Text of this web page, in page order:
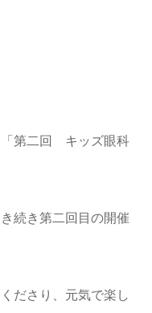
「第二回 キッズ眼科
続き第二回目の開催
ださり、元気で楽し